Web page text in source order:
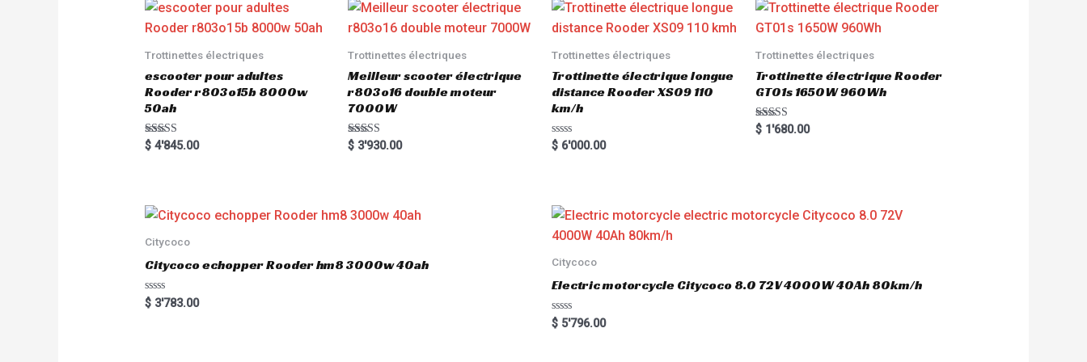
Trottinettes électriques
escooter pour adultes
Rooder r803o15b 8000w
50ah
Rated
5.00
$4'845.00
Trottinettes électriques
Meilleur scooter électrique
r803o16 double moteur
7000W
Rated
5.00
$ 3'930.00
Trottinettes électriques
Trottinette électrique longue
distance Rooder XS09 110
km/h
R
a
o
u
o
5
$ 6'000.00
Trottinettes électriques
Trottinette électrique Rooder
GT01s 1650W 960Wh
Rated
5.00
$1'680.00
Citycoco
Citycoco echopper Rooder hm8 3000w 40ah
R
a
$3'783.00
Citycoco
Electric motorcycle Citycoco 8.0 72V 4000W 40Ah 80km/h
R
a
$ 5'796.00